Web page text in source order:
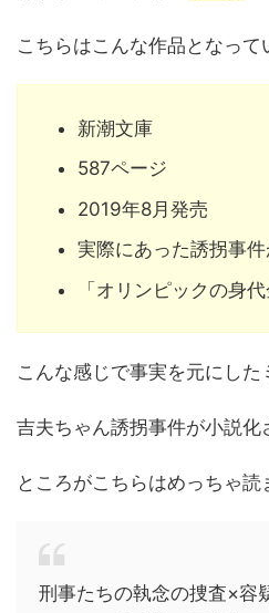
こちらはこんな作品となって
新潮文庫
587ページ
2019年8月発売
実際にあった誘拐事
「オリンピックの身
こんな感じで事実を元にした
吉夫ちゃん誘拐事件が小説化
ところがこちらはめっちゃ読
刑事たちの執念の捜査×容